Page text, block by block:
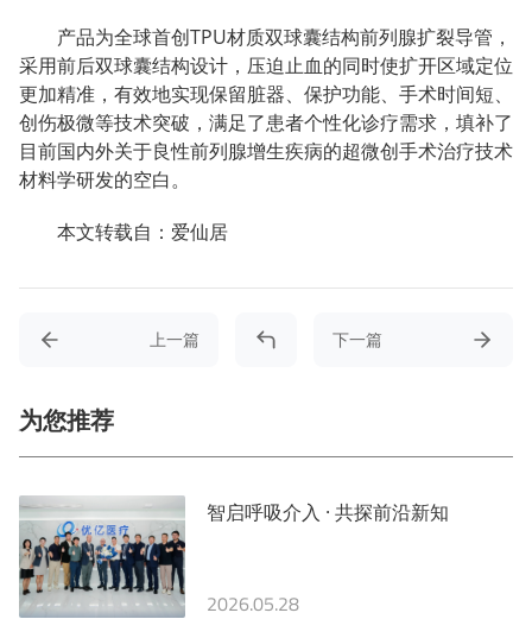
产品为全球首创TPU材质双球囊结构前列腺扩裂导管，
采用前后双球囊结构设计，压迫止血的同时使扩开区域定位
更加精准，有效地实现保留脏器、保护功能、手术时间短、
创伤极微等技术突破，满足了患者个性化诊疗需求，填补了
目前国内外关于良性前列腺增生疾病的超微创手术治疗技术
材料学研发的空白。
本文转载自： 爱仙居
上一篇 下一篇
为您推荐
智启呼吸介入 · 共探前沿新知
2026.05.28